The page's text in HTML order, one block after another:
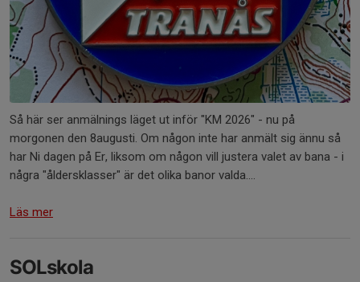
Så här ser anmälnings läget ut inför "KM 2026" - nu på
morgonen den 8augusti. Om någon inte har anmält sig ännu så
har Ni dagen på Er, liksom om någon vill justera valet av bana - i
några "åldersklasser" är det olika banor valda....
Läs mer
SOLskola